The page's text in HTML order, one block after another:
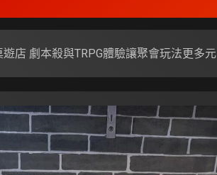
遊店 劇本殺與TRPG體驗讓聚會玩法更多元